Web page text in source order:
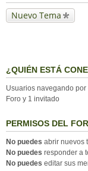
Nuevo Tema
¿QUIÉN ESTÁ
Usuarios navegando
Foro y 1 invitado
PERMISOS DEL
No puedes abrir nuevos
No puedes responder a
No puedes editar sus